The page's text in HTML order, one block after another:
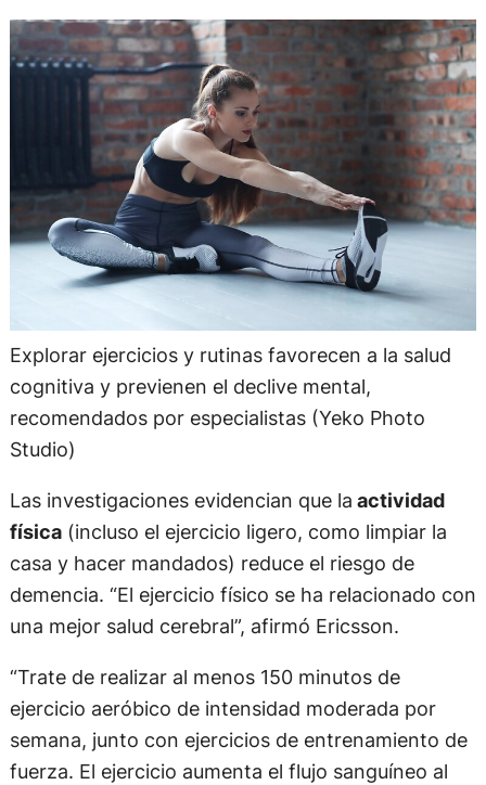
Explorar ejercicios y rutinas favorecen a la salud
cognitiva y previenen el declive mental,
recomendados por especialistas (Yeko Photo
Studio)
Las investigaciones evidencian que la actividad
física(incluso el ejercicio ligero, como limpiar la
casa y hacer mandados) reduce el riesgo de
demencia. “El ejercicio físico se ha relacionado con
una mejor salud cerebral”, afirmó Ericsson.
“Trate de realizar al menos 150 minutos de
ejercicio aeróbico de intensidad moderada por
semana, junto con ejercicios de entrenamiento de
fuerza. El ejercicio aumenta el flujo sanguíneo al